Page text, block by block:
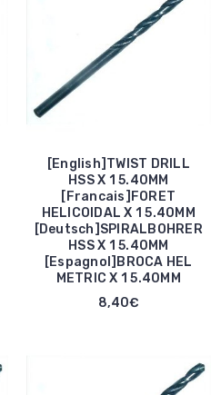
[English]TWIST DRILL
HSS X 1 5.40MM
[Francais]FORET
HELICOIDAL X 1 5.40MM
[Deutsch]SPIRALBOHRER
HSS X 1 5.40MM
[Espagnol]BROCA HEL
METRIC X 1 5.40MM
8,40€